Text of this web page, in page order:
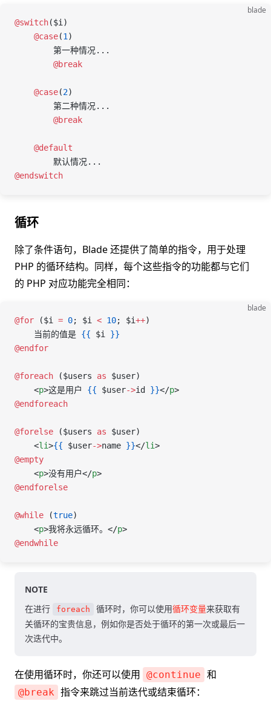
blade
@switch($i )
    @case
(1 )
        第一种情况...
        @break
    @case
(2)
        第二种情况...
        @break
    @default
        默认情况...
@endswitch
循环
除了条件语句，Blade 还提供了简单的指令，用于处理
PHP 的循环结构。同样，每个这些指令的功能都与它们
的 PHP 对应功能完全相同：
blade
@for ($i = 0; $i < 10; $i++)
    当前的值是
{{ $i
}}
@endfor
@foreach ($users as $user)
    <
p>这是用户 {{ $user->id }}</p>
@endforeach
@forelse ($users as $user)
    <
li>{{ $user->name }}</li>
@empty
    <
p>没有用户</p>
@endforelse
@while (true)
    <
p>我将永远循环。</p>
@endwhile
NOTE
在进行
foreach 循环时，你可以使用循环变量来获取有
关循环的宝贵信息，例如你是否处于循环的第一次或最后一
次迭代中。
在使用循环时，你还可以使用 @continue 和
@break 指令来跳过当前迭代或结束循环：